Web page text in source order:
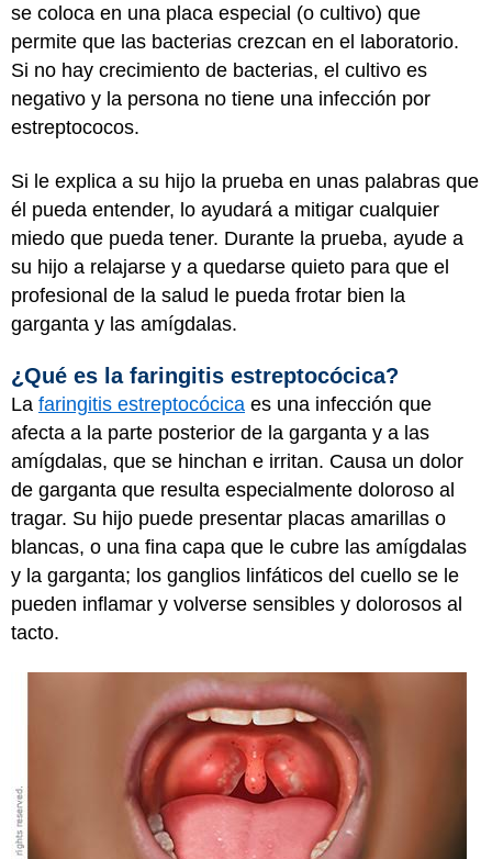
se coloca en una placa especial (o cultivo) que
permite que las bacterias crezcan en el laboratorio.
Si no hay crecimiento de bacterias, el cultivo es
negativo y la persona no tiene una infección por
estreptococos.
Si le explica a su hijo la prueba en unas palabras que
él pueda entender, lo ayudará a mitigar cualquier
miedo que pueda tener. Durante la prueba, ayude a
su hijo a relajarse y a quedarse quieto para que el
profesional de la salud le pueda frotar bien la
garganta y las amígdalas.
¿Qué es la faringitis estreptocócica?
La faringitis estreptocócica es una infección que
afecta a la parte posterior de la garganta y a las
amígdalas, que se hinchan e irritan. Causa un dolor
de garganta que resulta especialmente doloroso al
tragar. Su hijo puede presentar placas amarillas o
blancas, o una fina capa que le cubre las amígdalas
y la garganta; los ganglios linfáticos del cuello se le
pueden inflamar y volverse sensibles y dolorosos al
tacto.